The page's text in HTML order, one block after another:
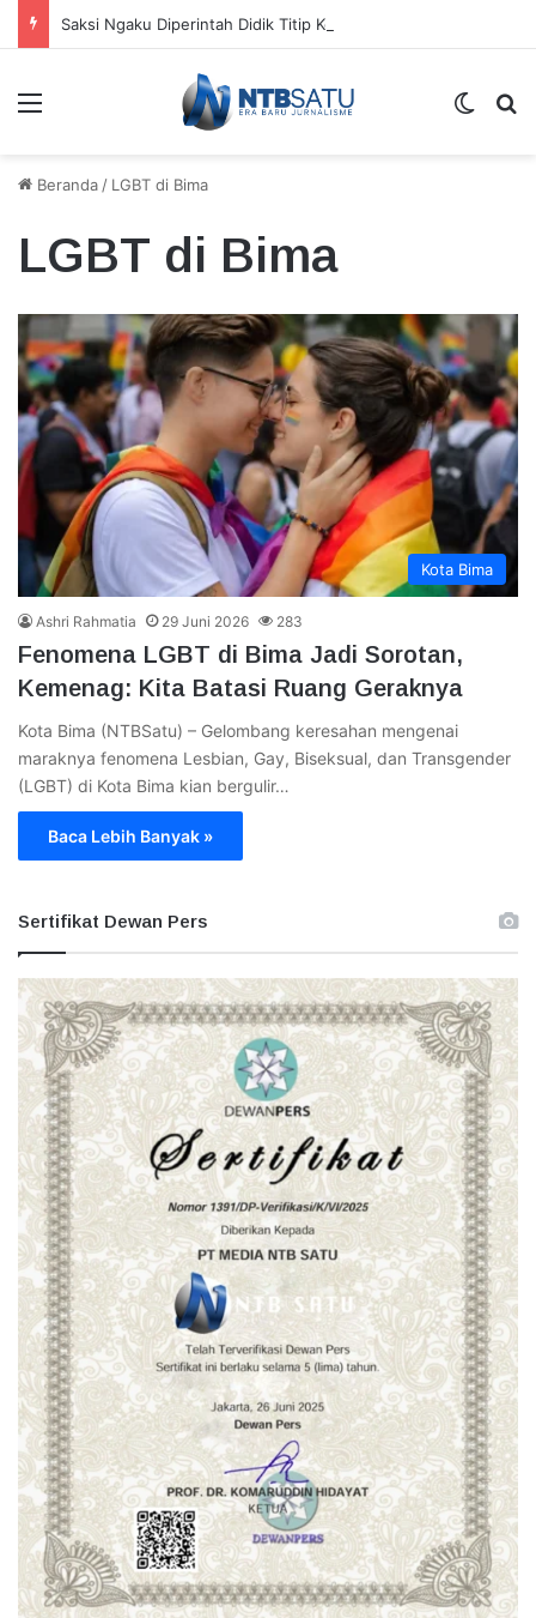
Menu
Beranda / LGBT di Bima
LGBT di Bima
Kota Bima
Ashri Rahmatia 29 Juni 2026 283
Fenomena LGBT di Bima Jadi Sorotan,
Kemenag: Kita Batasi Ruang Geraknya
Kota Bima (NTBSatu) – Gelombang keresahan mengenai
maraknya fenomena Lesbian, Gay, Biseksual, dan Transgender
(LGBT) di Kota Bima kian bergulir…
Baca Lebih Banyak »
Sertifikat Dewan Pers